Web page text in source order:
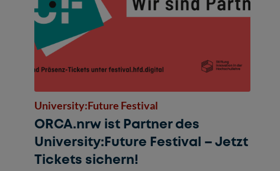
University:Future Festival
ORCA.nrw ist Partner des
University:Future Festival – Jetzt
Tickets sichern!